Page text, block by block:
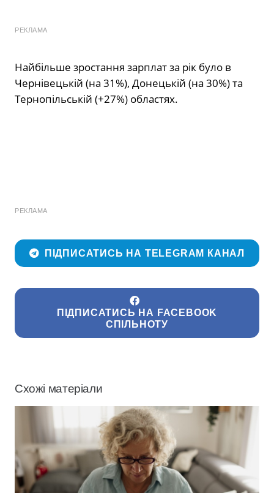
РЕКЛАМА
Найбільше зростання зарплат за рік було в
Чернівецькій (на 31%), Донецькій (на 30%) та
Тернопільській (+27%) областях.
РЕКЛАМА
ПІДПИСАТИСЬ НА TELEGRAM КАНАЛ
ПІДПИСАТИСЬ НА FACEBOOK
СПІЛЬНОТУ
Схожі матеріали